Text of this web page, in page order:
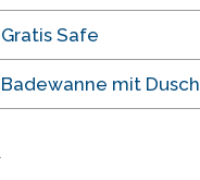
Gratis Safe
Badewanne mit